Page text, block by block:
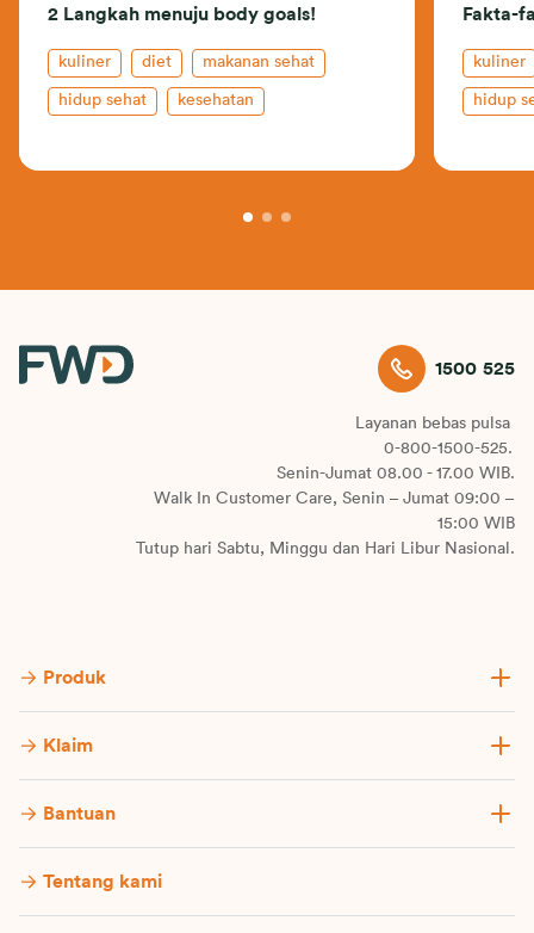
2 Langkah menuju body goals!
kuliner diet makanan sehat
hidup sehat kesehatan
Fakta-
kuliner
hidup
1500 525
Layanan bebas pulsa
0-800-1500-525.
Senin-Jumat 08.00 - 17.00 WIB.
Walk In Customer Care, Senin – Jumat 09:00 –
15:00 WIB
Tutup hari Sabtu, Minggu dan Hari Libur Nasional.
Produk
Klaim
Bantuan
Tentang kami